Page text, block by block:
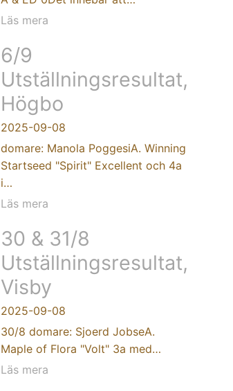
Läs mera
6/9
Utställningsresultat,
Högbo
2025-09-08
domare: Manola PoggesiA. Winning
Startseed "Spirit" Excellent och 4a
i…
Läs mera
30 & 31/8
Utställningsresultat,
Visby
2025-09-08
30/8 domare: Sjoerd JobseA.
Maple of Flora "Volt" 3a med…
Läs mera